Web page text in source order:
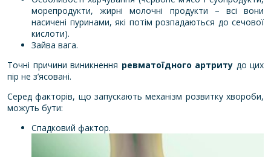
морепродукти, жирні молочні продукти – всі вони
насичені пуринами, які потім розпадаються до сечової
кислоти).
Зайва вага.
Точні причини виникнення ревматоїдного артриту до цих
пір не з’ясовані.
Серед факторів, що запускають механізм розвитку хвороби,
можуть бути:
Спадковий фактор.